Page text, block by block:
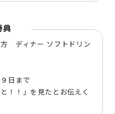
典
ディナー ソフトドリン
９日まで
！！」を見たとお伝えく